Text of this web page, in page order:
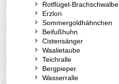
Rotflügel-Brachschwalbe
Erzlori
Sommergoldhähnchen
Beifußhuhn
Cistensänger
Waalietaube
Teichralle
Bergpieper
Wasserralle